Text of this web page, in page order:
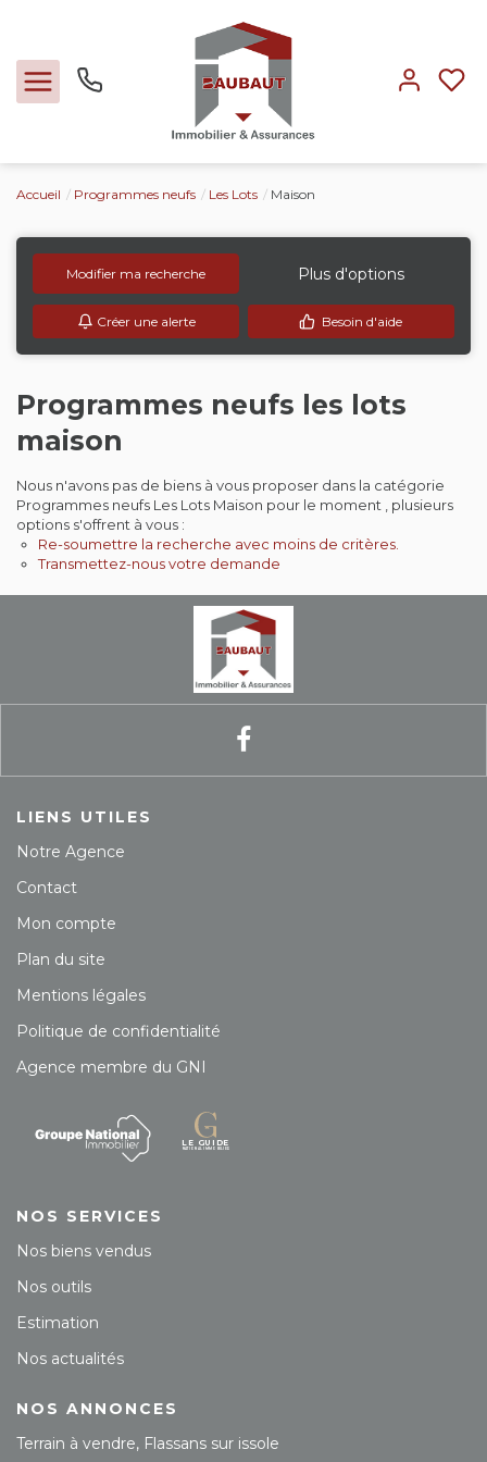
Locations
Expertise
Nos métiers
L'agence
Contact
Extranet
Accueil Programmes neufs Les Lots Maison
Modifier ma recherche Plus d'options
Créer une alerte Besoin d'aide
Programmes neufs les lots
maison
Nous n'avons pas de biens à vous proposer dans la catégorie
Programmes neufs Les Lots Maison pour le moment , plusieurs
options s'offrent à vous :
Re-soumettre la recherche avec moins de critères.
Transmettez-nous votre demande
LIENS UTILES
Notre Agence
Contact
Mon compte
Plan du site
Mentions légales
Politique de confidentialité
Agence membre du GNI
NOS SERVICES
Nos biens vendus
Nos outils
Estimation
Nos actualités
NOS ANNONCES
Terrain à vendre, Flassans sur issole